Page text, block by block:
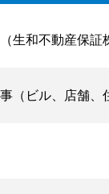
生和不動産保証
（ビル、店舗、